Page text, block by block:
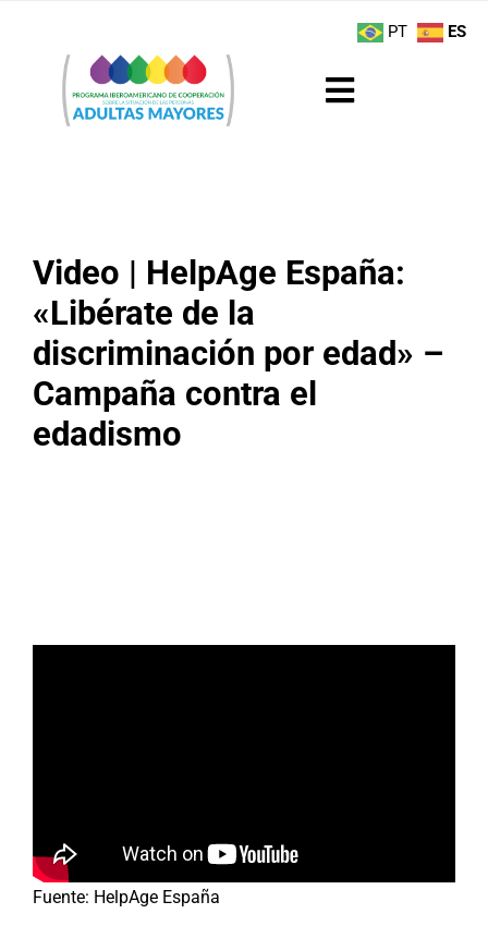
contenido
Toggle
Actividades
Boletín
Video | HelpAge España:
«Libérate de la
discriminación por edad» –
Campaña contra el
edadismo
Fuente: HelpAge España
PT ES